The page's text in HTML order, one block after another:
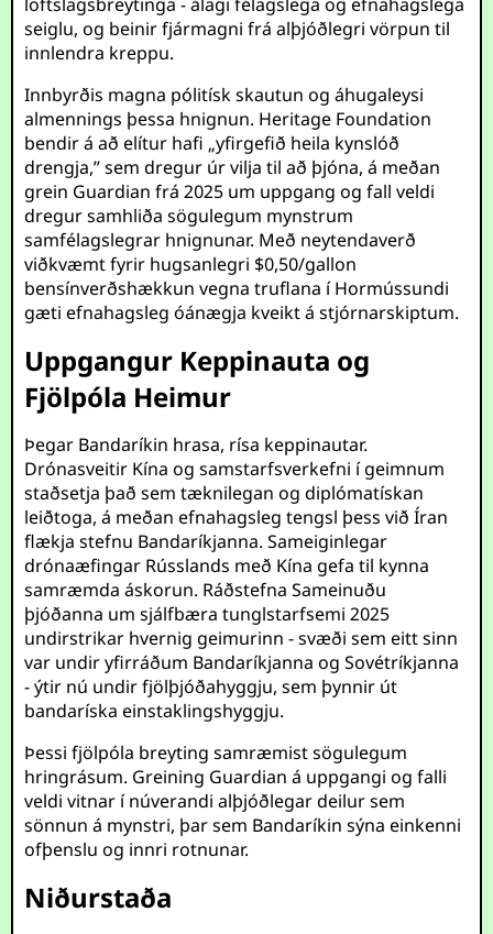
seiglu, og beinir fjármagni frá alþjóðlegri vörpun til
innlendra kreppu.
Innbyrðis magna pólitísk skautun og áhugaleysi
almennings þessa hnignun. Heritage Foundation
bendir á að elítur hafi „yfirgefið heila kynslóð
drengja,” sem dregur úr vilja til að þjóna, á meðan
grein Guardian frá 2025 um uppgang og fall veldi
dregur samhliða sögulegum mynstrum
samfélagslegrar hnignunar. Með neytendaverð
viðkvæmt fyrir hugsanlegri $0,50/gallon
bensínverðshækkun vegna truflana í Hormússundi
gæti efnahagsleg óánægja kveikt á stjórnarskiptum.
Uppgangur Keppinauta og
Fjölpóla Heimur
Þegar Bandaríkin hrasa, rísa keppinautar.
Drónasveitir Kína og samstarfsverkefni í geimnum
staðsetja það sem tæknilegan og diplómatískan
leiðtoga, á meðan efnahagsleg tengsl þess við Íran
flækja stefnu Bandaríkjanna. Sameiginlegar
drónaæfingar Rússlands með Kína gefa til kynna
samræmda áskorun. Ráðstefna Sameinuðu
þjóðanna um sjálfbæra tunglstarfsemi 2025
undirstrikar hvernig geimurinn - svæði sem eitt sinn
var undir yfirráðum Bandaríkjanna og Sovétríkjanna
- ýtir nú undir fjölþjóðahyggju, sem þynnir út
bandaríska einstaklingshyggju.
Þessi fjölpóla breyting samræmist sögulegum
hringrásum. Greining Guardian á uppgangi og falli
veldi vitnar í núverandi alþjóðlegar deilur sem
sönnun á mynstri, þar sem Bandaríkin sýna einkenni
ofþenslu og innri rotnunar.
Niðurstaða